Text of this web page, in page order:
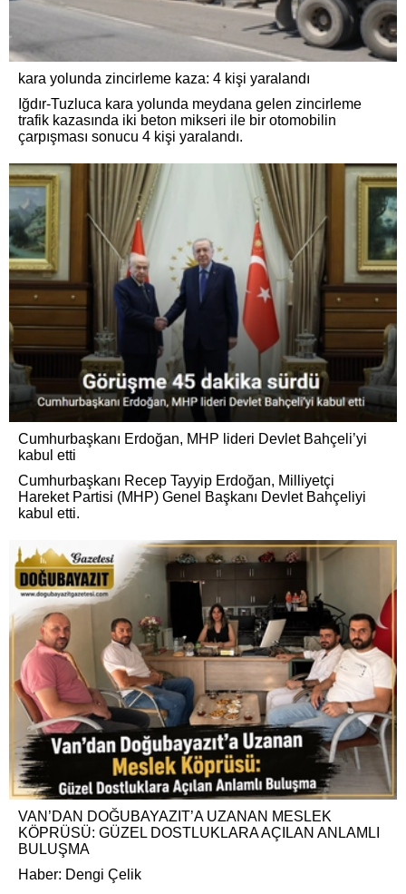
kara yolunda zincirleme kaza: 4 kişi yaralandı
Iğdır-Tuzluca kara yolunda meydana gelen zincirleme
trafik kazasında iki beton mikseri ile bir otomobilin
çarpışması sonucu 4 kişi yaralandı.
Cumhurbaşkanı Erdoğan, MHP lideri Devlet Bahçeli’yi
kabul etti
Cumhurbaşkanı Recep Tayyip Erdoğan, Milliyetçi
Hareket Partisi (MHP) Genel Başkanı Devlet Bahçeliyi
kabul etti.
VAN’DAN DOĞUBAYAZIT’A UZANAN MESLEK
KÖPRÜSÜ: GÜZEL DOSTLUKLARA AÇILAN ANLAMLI
BULUŞMA
Haber: Dengi Çelik